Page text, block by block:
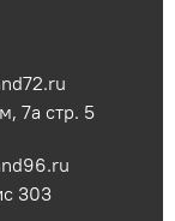
7а стр. 5
303